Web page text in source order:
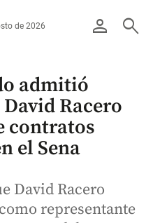
person search
de 2026
admitió
Racero
contratos
el Sena
David Racero
representante